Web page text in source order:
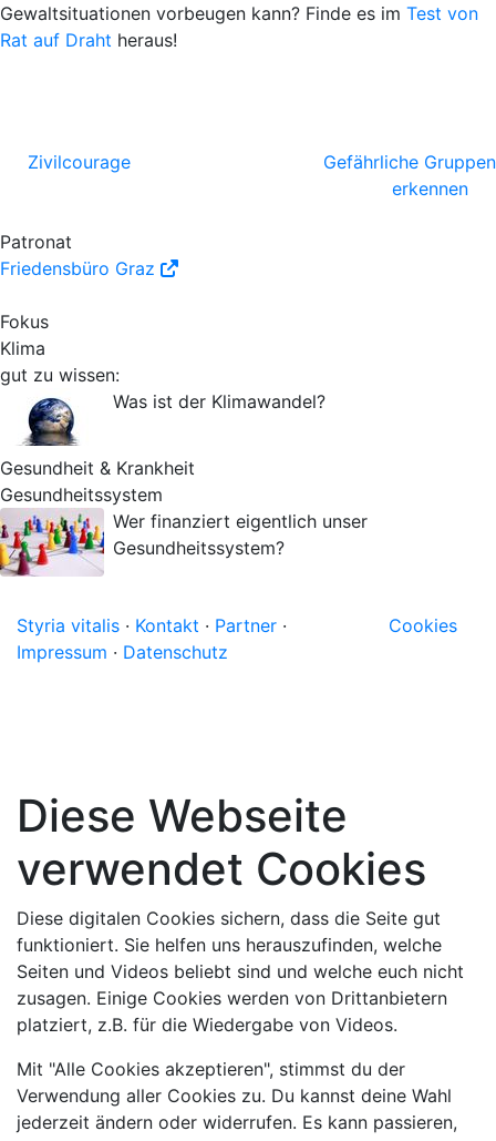
Gewaltsituationen vorbeugen kann? Finde es im Test von
Rat auf Draht heraus!
Zivilcourage
Gefährliche Gruppen
erkennen
Patronat
Friedensbüro Graz
Fokus
Klima
gut zu wissen:
Was ist der Klimawandel?
Gesundheit & Krankheit
Gesundheitssystem
Wer finanziert eigentlich unser
Gesundheitssystem?
Styria vitalis · Kontakt · Partner ·
Impressum · Datenschutz
Cookies
Diese Webseite
verwendet Cookies
Diese digitalen Cookies sichern, dass die Seite gut
funktioniert. Sie helfen uns herauszufinden, welche
Seiten und Videos beliebt sind und welche euch nicht
zusagen. Einige Cookies werden von Drittanbietern
platziert, z.B. für die Wiedergabe von Videos.
Mit "Alle Cookies akzeptieren", stimmst du der
Verwendung aller Cookies zu. Du kannst deine Wahl
jederzeit ändern oder widerrufen. Es kann passieren,